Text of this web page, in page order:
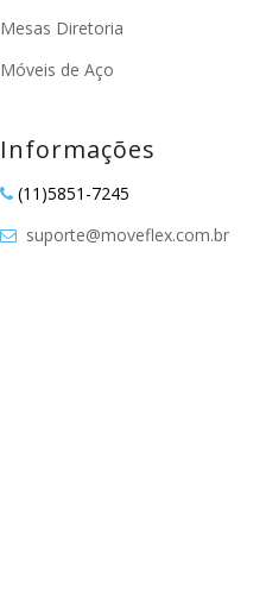
Mesas Diretoria
Móveis de Aço
Informações
(11)5851-7245
suporte@moveflex.com.br